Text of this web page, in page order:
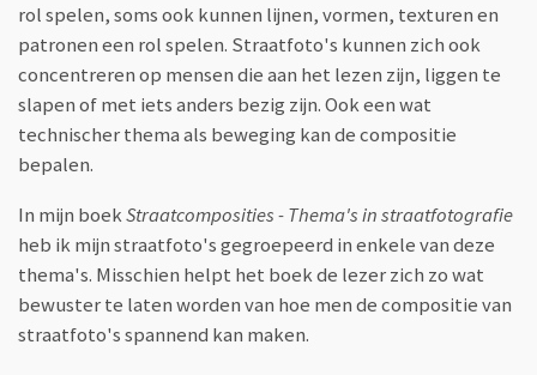
rol spelen, soms ook kunnen lijnen, vormen, texturen en
patronen een rol spelen. Straatfoto's kunnen zich ook
concentreren op mensen die aan het lezen zijn, liggen te
slapen of met iets anders bezig zijn. Ook een wat
technischer thema als beweging kan de compositie
bepalen.
In mijn boekStraatcomposities - Thema's in straatfotografie
heb ik mijn straatfoto's gegroepeerd in enkele van deze
thema's. Misschien helpt het boek de lezer zich zo wat
bewuster te laten worden van hoe men de compositie van
straatfoto's spannend kan maken.